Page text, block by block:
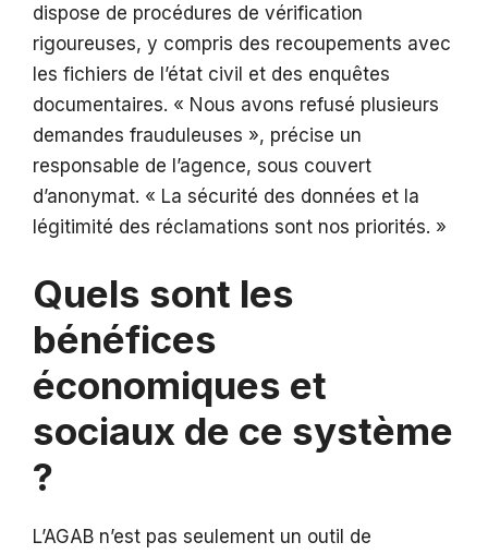
dispose de procédures de vérification
rigoureuses, y compris des recoupements avec
les fichiers de l’état civil et des enquêtes
documentaires. « Nous avons refusé plusieurs
demandes frauduleuses », précise un
responsable de l’agence, sous couvert
d’anonymat. « La sécurité des données et la
légitimité des réclamations sont nos priorités. »
Quels sont les
bénéfices
économiques et
sociaux de ce système
?
L’AGAB n’est pas seulement un outil de